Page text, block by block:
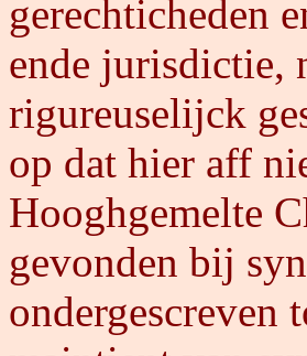
gerechticheden
ende jurisdictie,
rigureuselijck
op dat hier aff
Hooghgemelte
gevonden bij
ondergescreven